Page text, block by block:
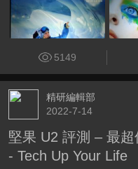
5149
精研編輯部
2022-7-14
堅果 U2 評測 – 最
- Tech Up Your Life